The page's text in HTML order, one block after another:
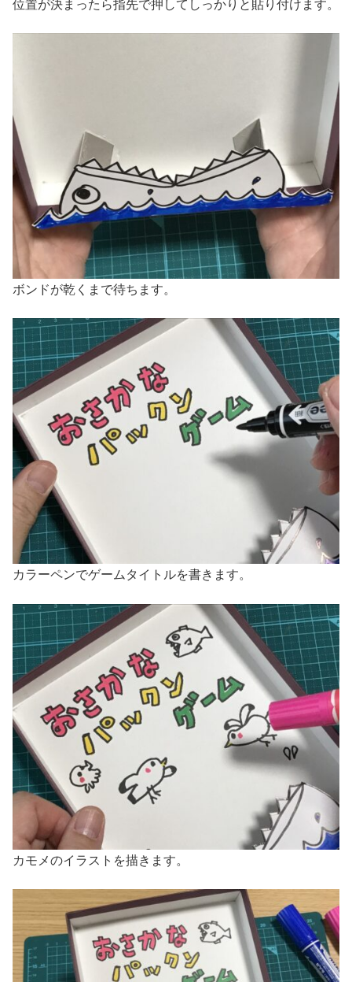
位置が決まったら指先で押してしっかりと貼り付けます。
ボンドが乾くまで待ちます。
カラーペンでゲームタイトルを書きます。
カモメのイラストを描きます。